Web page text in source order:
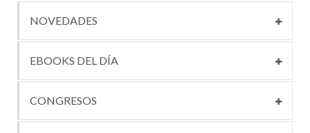
NOVEDADES
EBOOKS DEL DÍA
CONGRESOS